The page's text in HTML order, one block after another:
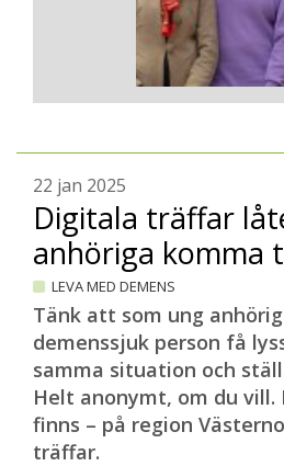
22 jan 2025
Digitala träffar
anhöriga komma
LEVA MED DEMENS
Tänk att som ung
demenssjuk person få
samma situation och
Helt anonymt, om du
finns – på region
träffar.